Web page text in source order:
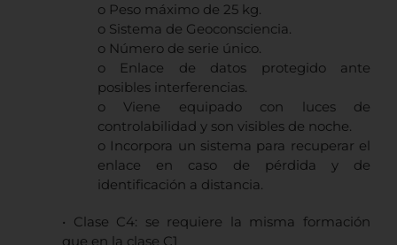
o Peso máximo de 25 kg.
o Sistema de Geoconsciencia.
o Número de serie único.
o Enlace de datos protegido ante
posibles interferencias.
o Viene equipado con luces de
controlabilidad y son visibles de noche.
o Incorpora un sistema para recuperar el
enlace en caso de pérdida y de
identificación a distancia.
• Clase C4: se requiere la misma formación
que en la clase C1